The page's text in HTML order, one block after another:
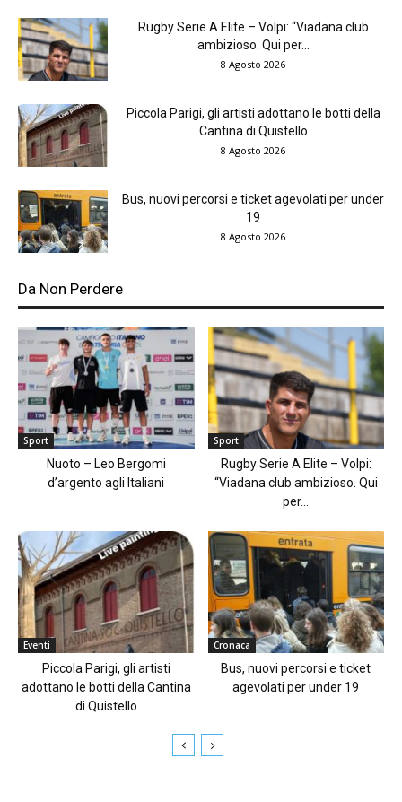
Rugby Serie A Elite – Volpi: “Viadana club
ambizioso. Qui per...
8 Agosto 2026
Piccola Parigi, gli artisti adottano le botti della
Cantina di Quistello
8 Agosto 2026
Bus, nuovi percorsi e ticket agevolati per under
19
8 Agosto 2026
Da Non Perdere
Sport
Nuoto – Leo Bergomi
d’argento agli Italiani
Sport
Rugby Serie A Elite – Volpi:
“Viadana club ambizioso. Qui
per...
Eventi
Piccola Parigi, gli artisti
adottano le botti della Cantina
di Quistello
Cronaca
Bus, nuovi percorsi e ticket
agevolati per under 19